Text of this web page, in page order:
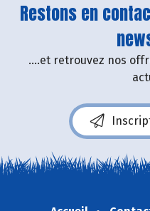
Restons en
....et retrouvez nos